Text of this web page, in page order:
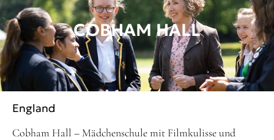
COBHAM HALL
England
Cobham Hall – Mädchenschule mit Filmkulisse und